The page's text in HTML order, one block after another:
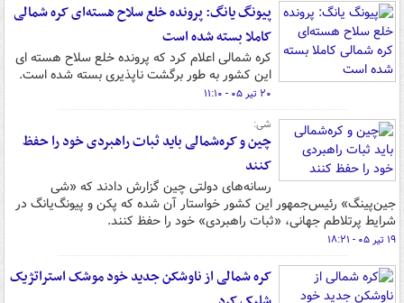
پیونگ یانگ: پرونده خلع سلاح هسته‌ای کره شمالی
کاملا بسته شده است
کره شمالی اعلام کرد که پرونده خلع سلاح هسته ای
این کشور به طور برگشت ناپذیری بسته شده است.
۲۰ تیر ۰۵ - ۱۱:۱۰
شی:
چین و کره‌شمالی باید ثبات راهبردی خود را حفظ
کنند
رسانه‌های دولتی چین گزارش دادند که «شی
جین‌پینگ» رئیس‌جمهور این کشور خواستار آن شده که پکن و پیونگ‌یانگ در
شرایط پرتلاطم جهانی، «ثبات راهبردی» خود را حفظ کنند.
۱۹ تیر ۰۵ - ۱۸:۲۱
کره شمالی از ناوشکن جدید خود موشک استراتژیک